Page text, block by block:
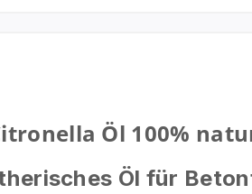
Öl 100%
Öl für